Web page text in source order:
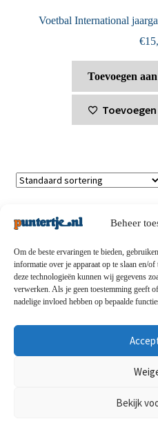
Beheer
Om de beste ervaringen te bieden,
informatie over je apparaat op te slaan en/
deze technologieën kunnen wij gegevens
verwerken. Als je geen toestemming geeft
nadelige invloed hebben op bepaalde
Bekijk
Voetbal International
€
Toevoegen
Privacybeleid-Verzending en
voorwaarden-Disclaimert-
Contact